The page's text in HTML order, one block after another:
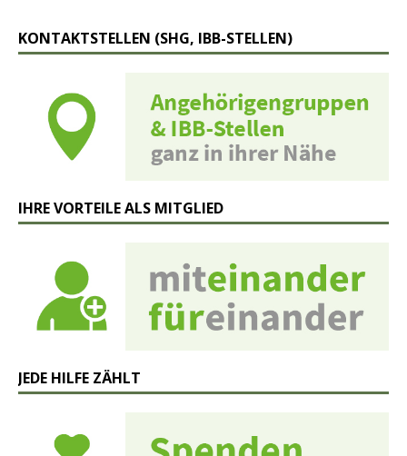
KONTAKTSTELLEN (SHG, IBB-STELLEN)
IHRE VORTEILE ALS MITGLIED
JEDE HILFE ZÄHLT